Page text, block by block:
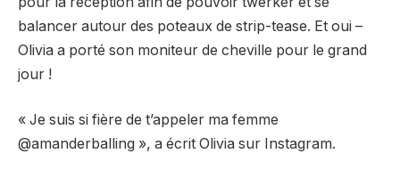
balancer autour des poteaux de strip-tease. Et oui –
Olivia a porté son moniteur de cheville pour le grand
jour !
« Je suis si fière de t’appeler ma femme
@amanderballing », a écrit Olivia sur Instagram.